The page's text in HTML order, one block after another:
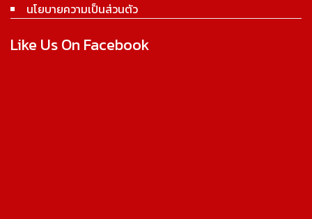
นโยบายความเป็นส่วนตัว
Like Us On Facebook